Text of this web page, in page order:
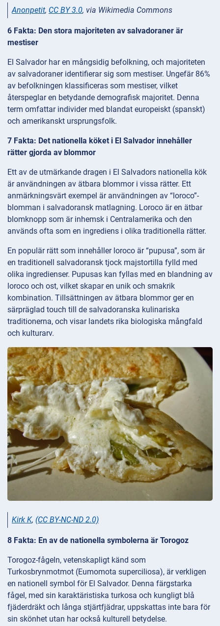
Anonpetit, CC BY 3.0, via Wikimedia Commons
6 Fakta: Den stora majoriteten av salvadoraner är
mestiser
El Salvador har en mångsidig befolkning, och majoriteten
av salvadoraner identifierar sig som mestiser. Ungefär 86%
av befolkningen klassificeras som mestiser, vilket
återspeglar en betydande demografisk majoritet. Denna
term omfattar individer med blandat europeiskt (spanskt)
och amerikanskt ursprungsfolk.
7 Fakta: Det nationella köket i El Salvador innehåller
rätter gjorda av blommor
Ett av de utmärkande dragen i El Salvadors nationella kök
är användningen av ätbara blommor i vissa rätter. Ett
anmärkningsvärt exempel är användningen av “loroco”-
blomman i salvadoransk matlagning. Loroco är en ätbar
blomknopp som är inhemsk i Centralamerika och den
används ofta som en ingrediens i olika traditionella rätter.
En populär rätt som innehåller loroco är “pupusa”, som är
en traditionell salvadoransk tjock majstortilla fylld med
olika ingredienser. Pupusas kan fyllas med en blandning av
loroco och ost, vilket skapar en unik och smakrik
kombination. Tillsättningen av ätbara blommor ger en
särpräglad touch till de salvadoranska kulinariska
traditionerna, och visar landets rika biologiska mångfald
och kulturarv.
Kirk K, (CC BY-NC-ND 2.0)
8 Fakta: En av de nationella symbolerna är Torogoz
Torogoz-fågeln, vetenskapligt känd som
Turkosbrynmotmot (Eumomota superciliosa), är verkligen
en nationell symbol för El Salvador. Denna färgstarka
fågel, med sin karaktäristiska turkosa och kungligt blå
fjäderdräkt och långa stjärtfjädrar, uppskattas inte bara för
sin skönhet utan har också kulturell betydelse.